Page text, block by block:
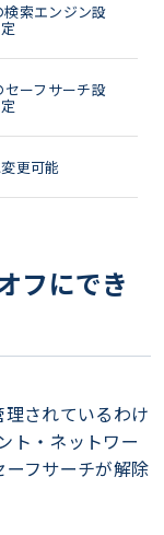
索エンジン設
定
ーフサーチ設
定
更可能
フにでき
されているわけ
ト・ネットワー
フサーチが解除